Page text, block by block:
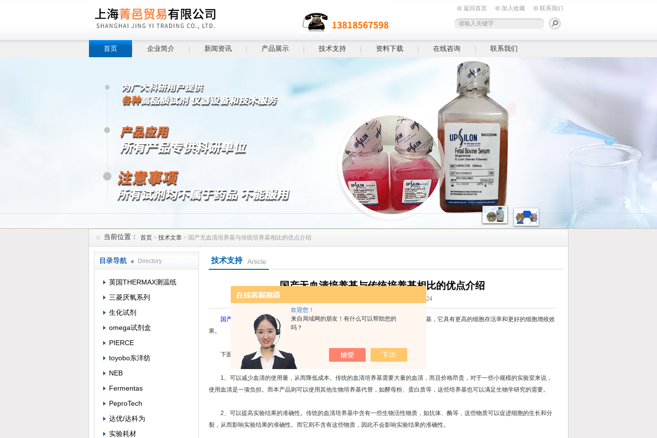
欢迎您！
来自局域网的朋友！有什么可以帮助您的
吗？
返回首页 加入收藏 联系我们
首页 企业简介 新闻资讯 产品展示 技术支持 资料下载 在线咨询 联系我们
当前位置： 首页 > 技术文章 > 国产无血清培养基与传统培养基相比的优点介绍
目录导航 Directory
英国THERMAX测温纸
三菱厌氧系列
生化试剂
omega试剂盒
PIERCE
toyobo东洋纺
NEB
Fermentas
PeproTech
达优/达科为
实验耗材
技术支持 Article
国产无血清培养基与传统培养基相比的优点介绍
点击次数：2109 更新时间：2023-04-24
国产无血清培养基是一种用于细胞培养的特殊培养基，相较于传统的含血清培养基，它具有更高的细胞存活率和更好的细胞增殖效
果。
下面咱们来了解下国产无血清培养基与传统培养基相比的优点：
1、可以减少血清的使用量，从而降低成本。传统的血清培养基需要大量的血清，而且价格昂贵，对于一些小规模的实验室来说，
使用血清是一项负担。而本产品则可以使用其他生物培养基代替，如酵母粉、蛋白质等，这些培养基也可以满足生物学研究的需要。
2、可以提高实验结果的准确性。传统的血清培养基中含有一些生物活性物质，如抗体、酶等，这些物质可以促进细胞的生长和分
裂，从而影响实验结果的准确性。而它则不含有这些物质，因此不会影响实验结果的准确性。